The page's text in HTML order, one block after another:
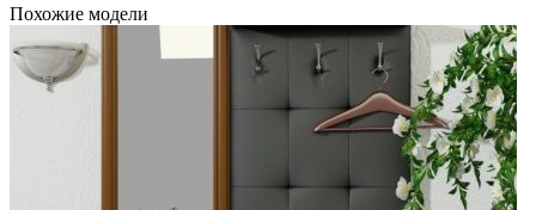
Похожие модели